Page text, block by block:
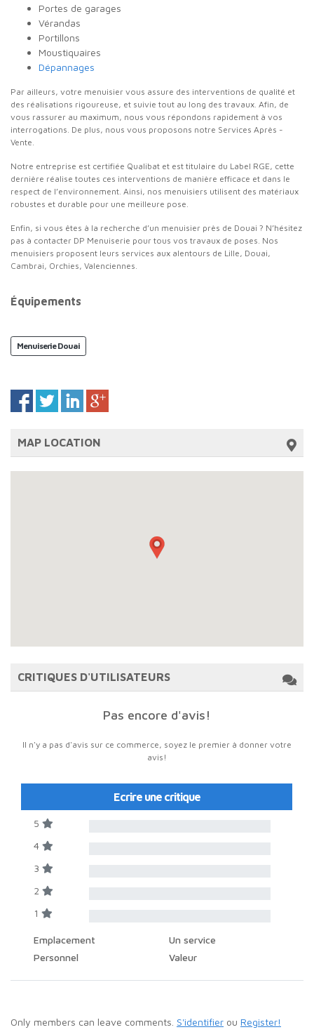
Portes de garages
Vérandas
Portillons
Moustiquaires
Dépannages
Par ailleurs, votre menuisier vous assure des interventions de qualité et
des réalisations rigoureuse, et suivie tout au long des travaux. Afin, de
vous rassurer au maximum, nous vous répondons rapidement à vos
interrogations. De plus, nous vous proposons notre Services Après -
Vente.
Notre entreprise est certifiée Qualibat et est titulaire du Label RGE, cette
dernière réalise toutes ces interventions de manière efficace et dans le
respect de l’environnement. Ainsi, nos menuisiers utilisent des matériaux
robustes et durable pour une meilleure pose.
Enfin, si vous êtes à la recherche d’un menuisier près de Douai ? N’hésitez
pas à contacter DP Menuiserie pour tous vos travaux de poses. Nos
menuisiers proposent leurs services aux alentours de Lille, Douai,
Cambrai, Orchies, Valenciennes.
Équipements
Menuiserie Douai
MAP LOCATION
CRITIQUES D'UTILISATEURS
Pas encore d'avis!
Il n'y a pas d'avis sur ce commerce, soyez le premier à donner votre
avis!
Ecrire une critique
5
4
3
2
1
Emplacement
Un service
Personnel
Valeur
Only members can leave comments. S'identifier ou Register!